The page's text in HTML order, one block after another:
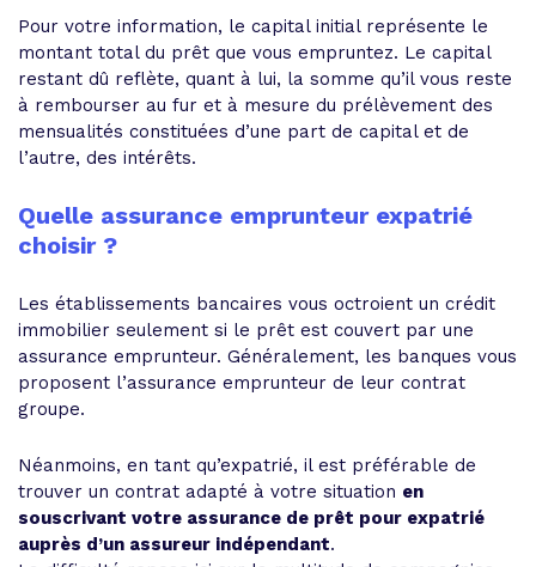
Pour votre information, le capital initial représente le
montant total du prêt que vous empruntez. Le capital
restant dû reflète, quant à lui, la somme qu’il vous reste
à rembourser au fur et à mesure du prélèvement des
mensualités constituées d’une part de capital et de
l’autre, des intérêts.
Quelle assurance emprunteur expatrié
choisir ?
Les établissements bancaires vous octroient un crédit
immobilier seulement si le prêt est couvert par une
assurance emprunteur. Généralement, les banques vous
proposent l’assurance emprunteur de leur contrat
groupe.
Néanmoins, en tant qu’expatrié, il est préférable de
trouver un contrat adapté à votre situation en
souscrivant votre assurance de prêt pour expatrié
auprès d’un assureur indépendant.